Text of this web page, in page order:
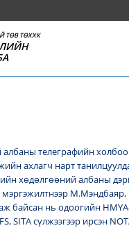
ТӨВ ТӨХХК
телеграфийн
ахлагч нарт
хөдөлгөөний албаны
мэргэжилтнээр
байсан нь одоогийн
SITA сүлжээгээр ирсэн